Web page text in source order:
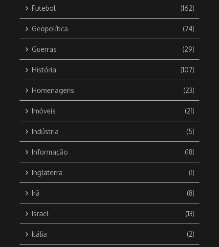
Futebol (162)
Geopolítica (74)
Guerras (29)
História (107)
Homenagens (23)
Imóveis (21)
Indústria (5)
Informação (18)
Inglaterra (1)
Irã (8)
Israel (13)
Itália (2)